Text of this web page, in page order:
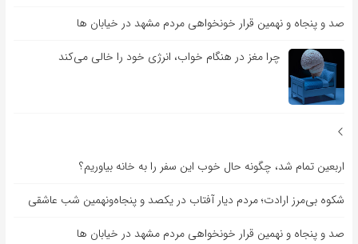
صد و پنجاه و نهمین قرار خونخواهی مردم مشهد در خیابان ها
چرا مغز در هنگام خواب، انرژی خود را خالی می‌کند
اربعین تمام شد، چگونه حال خوب این سفر را به خانه بیاوریم؟
شکوه بی‌مرز ارادت؛ مردم دیار آفتاب در یکصد و پنجاه‌ونهمین شب عاشقی
صد و پنجاه و نهمین قرار خونخواهی مردم مشهد در خیابان ها